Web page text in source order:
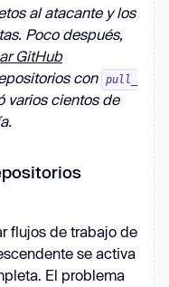
al atacante y los
Poco después,
GitHub
con pull_
varios cientos de
flujos de trabajo de
se activa
El problema